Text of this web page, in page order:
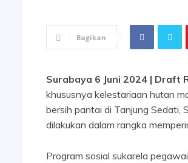
Bagikan
Surabaya 6 Juni 2024 | Draft
khususnya kelestariaan hutan
bersih pantai di Tanjung Sedati,
dilakukan dalam rangka
Program sosial sukarela